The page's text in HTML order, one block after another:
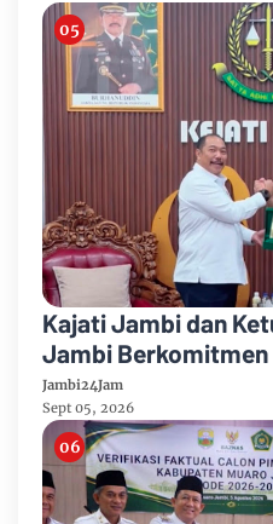
Kajati Jambi dan
Jambi
Penegakan Hukum
Jambi24Jam
Sept 05, 2026